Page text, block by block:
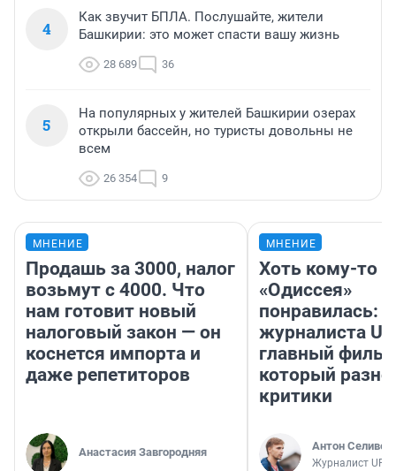
4
Как звучит БПЛА. Послушайте, жители
Башкирии: это может спасти вашу жизнь
28 689 36
5
На популярных у жителей Башкирии озерах
открыли бассейн, но туристы довольны не
всем
26 354 9
МНЕНИЕ
Продашь за 3000, налог
возьмут с 4000. Что
нам готовит новый
налоговый закон — он
коснется импорта и
даже репетиторов
Анастасия Завгородняя
МНЕНИЕ
Хоть кому-то
«Одиссея»
понравилась:
журналиста
главный
который
критики
Антон
Журналист